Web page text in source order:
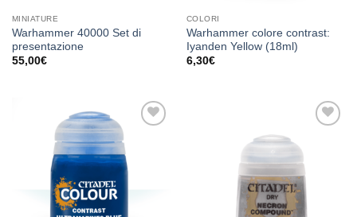
MINIATURE
Warhammer 40000 Set di
presentazione
55,00€
COLORI
Warhammer colore contrast:
Iyanden Yellow (18ml)
6,30€
desideri
alla lista